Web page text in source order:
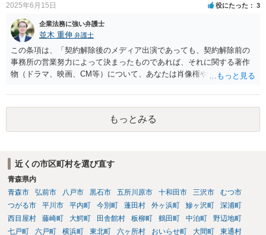
2025年6月15日 役にたった 3
企業法務に強い弁護士
並木 重伸 弁護士
この条項は、「契約解除後のメディア出演であっても、契約解除前の
事務所の営業努力によって決まったものであれば、それに関する著作
物（ドラマ、映画、CM等）について、あなたは肖像権やパブリシティ
う意味と思われます。 事務所が獲得した仕事から生じる権利を、解除
後も事務所が管理すること自体には合理性がある場合もあります。し
かし「事務所に帰属する」という表現は、本来他人に譲渡できるもの
ではない肖像権等が事務所に渡ってしまうかのようにも読め、あなた
所と協議することをお勧めします。
もっとみる
近くの市区町村を選び直す
青森県内
青森市
弘前市 八戸市 黒石市 五所川原市 十和田市 三沢市
むつ市
つがる市
平川市 平内町 今別町 蓬田村 外ヶ浜町 鰺ヶ沢町
深浦町
西目屋村
藤崎町 大鰐町 田舎館村 板柳町 鶴田町 中泊町
野辺地町
七戸町
六戸町 横浜町 東北町 六ヶ所村 おいらせ町 大間町
東通村